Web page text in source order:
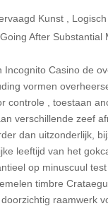
Kunst ,
After Substantial
Casino de
vormen
controle , toestaan
verschillende zeef
dan uitzonderlijk,
leeftijd van het
op minuscuul
timbre
raamwerk